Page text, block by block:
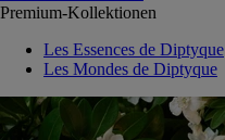
Premium-Kollektionen
Les Essences de Diptyque
Les Mondes de Diptyque